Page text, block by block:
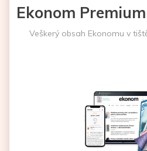
Ekonom
Veškerý obsah Ekonomu v